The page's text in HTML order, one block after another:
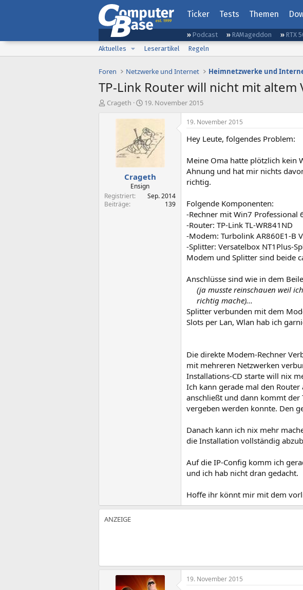
Ticker Tests Themen
Podcast RAMageddon RTX
Aktuelles
Leserartikel Regeln
Foren Netzwerke und Internet Heimnetzwerke und
TP-Link Router will nicht mit altem
E
Crageth
E
s
t
e
l
t
a
m
19. November 2015
Crageth
Ensign
Registriert
Sep. 2014
Beiträge
139
19. November 2015
Hey Leute, folgendes Problem:
Meine Oma hatte plötzlich kein
Ahnung und hat mir nichts
richtig.
Folgende Komponenten:
-Rechner mit Win7 Professional
-Router: TP-Link TL-WR841ND
-Modem: Turbolink AR860E1-B
-Splitter: Versatelbox NT1Plus-
Modem und Splitter sind beide
Anschlüsse sind wie in dem
(ja musste reinschauen weil
richtig mache)...
Splitter verbunden mit dem
Slots per Lan, Wlan hab ich
Die direkte Modem-Rechner
mit mehreren Netzwerken
Installations-CD starte will nix
Ich kann gerade mal den
anschließt und dann kommt der
vergeben werden konnte. Den
Danach kann ich nix mehr
die Installation vollständig
Auf die IP-Config komm ich
und ich hab nicht dran gedacht.
Hoffe ihr könnt mir mit dem
19. November 2015